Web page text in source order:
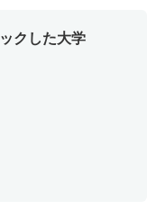
クした大学